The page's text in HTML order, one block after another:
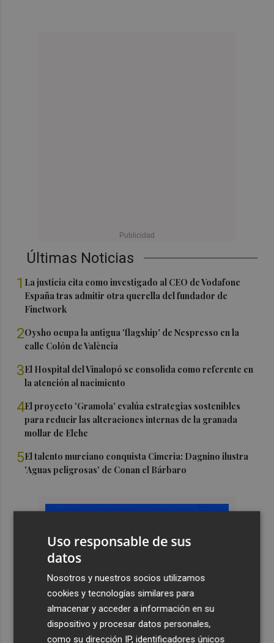
Últimas Noticias
1 La justicia cita como investigado al CEO de Vodafone
España tras admitir otra querella del fundador de
Finetwork
2Oysho ocupa la antigua 'flagship' de Nespresso en la
calle Colón de València
3El Hospital del Vinalopó se consolida como referente en
la atención al nacimiento
4El proyecto 'Gramola' evalúa estrategias sostenibles
para reducir las alteraciones internas de la granada
mollar de Elche
5El talento murciano conquista Cimeria: Dagnino ilustra
'Aguas peligrosas' de Conan el Bárbaro
Uso responsable de sus
datos
Nosotros y nuestros socios utilizamos
cookies y tecnologías similares para
almacenar y acceder a información en su
dispositivo y procesar datos personales,
como su dirección IP, identificadores únicos